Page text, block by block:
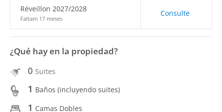
Réveillon 2027/2028
Faltam 17 meses
Consulte
¿Qué hay en la propiedad?
0 Suites
1 Baños (incluyendo suites)
1 Camas Dobles